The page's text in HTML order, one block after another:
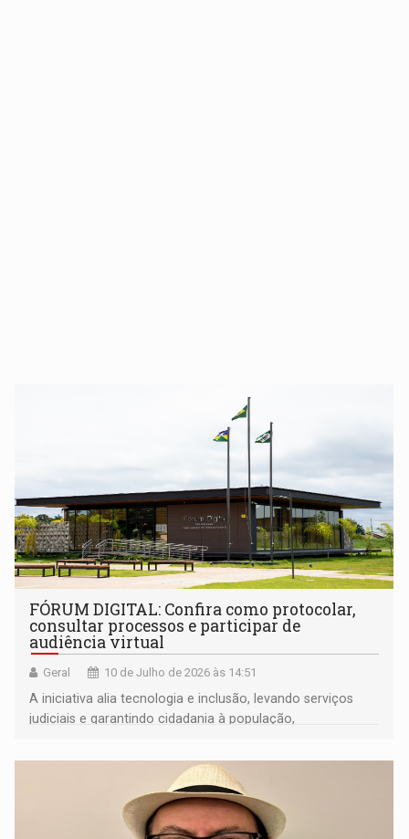
FÓRUM DIGITAL: Confira como protocolar,
consultar processos e participar de
audiência virtual
Geral 10 de Julho de 2026 às 14:51
A iniciativa alia tecnologia e inclusão, levando serviços
judiciais e garantindo cidadania à população,